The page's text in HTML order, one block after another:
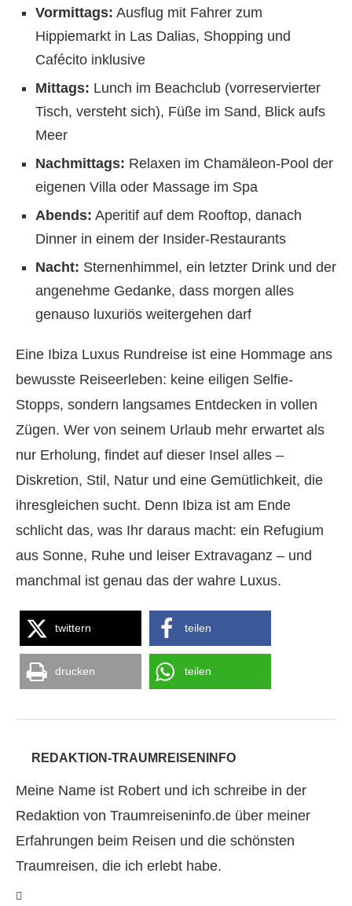
Vormittags: Ausflug mit Fahrer zum
Hippiemarkt in Las Dalias, Shopping und
Cafécito inklusive
Mittags: Lunch im Beachclub (vorreservierter
Tisch, versteht sich), Füße im Sand, Blick aufs
Meer
Nachmittags: Relaxen im Chamäleon-Pool der
eigenen Villa oder Massage im Spa
Abends: Aperitif auf dem Rooftop, danach
Dinner in einem der Insider-Restaurants
Nacht: Sternenhimmel, ein letzter Drink und der
angenehme Gedanke, dass morgen alles
genauso luxuriös weitergehen darf
Eine Ibiza Luxus Rundreise ist eine Hommage ans
bewusste Reiseerleben: keine eiligen Selfie-
Stopps, sondern langsames Entdecken in vollen
Zügen. Wer von seinem Urlaub mehr erwartet als
nur Erholung, findet auf dieser Insel alles –
Diskretion, Stil, Natur und eine Gemütlichkeit, die
ihresgleichen sucht. Denn Ibiza ist am Ende
schlicht das, was Ihr daraus macht: ein Refugium
aus Sonne, Ruhe und leiser Extravaganz – und
manchmal ist genau das der wahre Luxus.
twittern teilen
drucken teilen
REDAKTION-TRAUMREISENINFO
Meine Name ist Robert und ich schreibe in der
Redaktion von Traumreiseninfo.de über meiner
Erfahrungen beim Reisen und die schönsten
Traumreisen, die ich erlebt habe.